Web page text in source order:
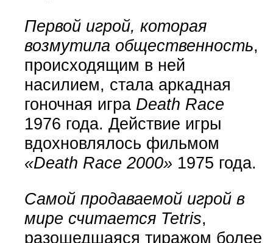
Первой игрой, которая
возмутила общественность,
происходящим в ней
насилием, стала аркадная
гоночная игра Death Race
1976 года. Действие игры
вдохновлялось фильмом
«Death Race 2000» 1975 года.
Самой продаваемой игрой в
мире считается Tetris,
разошедшаяся тиражом более